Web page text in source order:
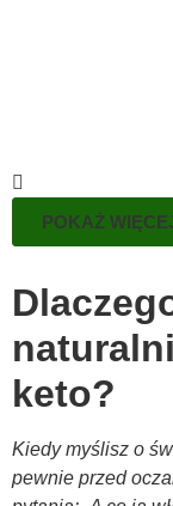
POKAŻ
keto?
Kiedy myślisz o
pewnie przed